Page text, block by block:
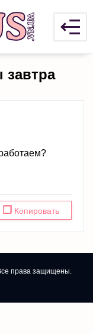
❐ Копировать
права защищены.